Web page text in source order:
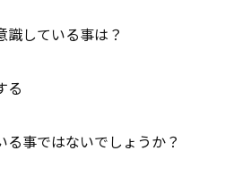
識している事は？
る
る事ではないでしょうか？